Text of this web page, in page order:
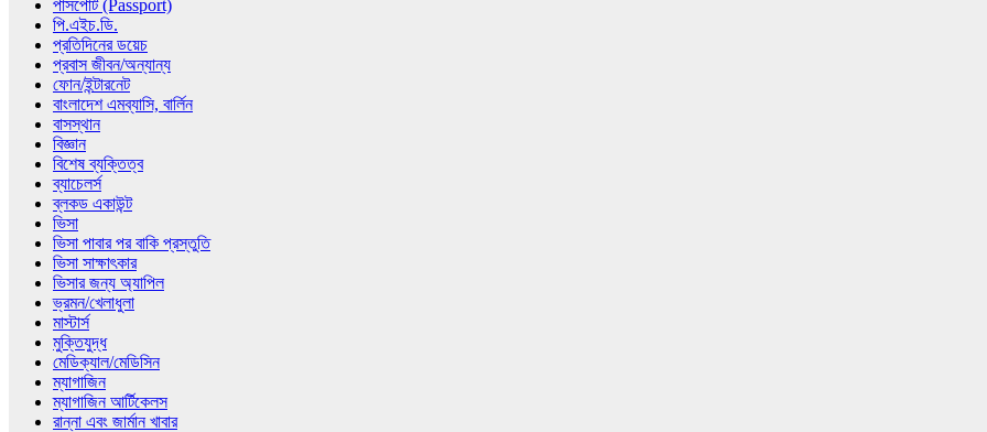
পাসপোর্ট (Passport)
পি.এইচ.ডি.
প্রতিদিনের ডয়েচ
প্রবাস জীবন/অন্যান্য
ফোন/ইন্টারনেট
বাংলাদেশ এমব্যাসি, বার্লিন
বাসস্থান
বিজ্ঞান
বিশেষ ব্যক্তিত্ব
ব্যাচেলর্স
ব্লকড একাউন্ট
ভিসা
ভিসা পাবার পর বাকি প্রস্তুতি
ভিসা সাক্ষাৎকার
ভিসার জন্য অ্যাপিল
ভ্রমন/খেলাধুলা
মাস্টার্স
মুক্তিযুদ্ধ
মেডিক্যাল/মেডিসিন
ম্যাগাজিন
ম্যাগাজিন আর্টিকেলস
রান্না এবং জার্মান খাবার